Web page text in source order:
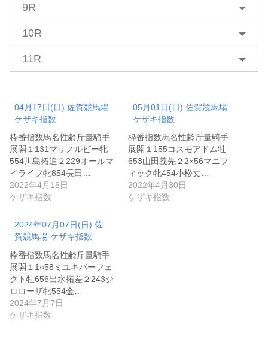
9R
10R
11R
04月17日(日) 佐賀競馬場
ケザキ指数
枠番指数馬名性齢斤量騎手
展開１131マサノルビー牝
554川島拓追２229オールマ
イライフ牝854長田…
2022年4月16日
ケザキ指数
05月01日(日) 佐賀競馬場
ケザキ指数
枠番指数馬名性齢斤量騎手
展開１155コスモアドム牡
653山田義先２2×56マニフ
ィック牝454小松丈…
2022年4月30日
ケザキ指数
2024年07月07日(日) 佐
賀競馬場 ケザキ指数
枠番指数馬名性齢斤量騎手
展開１1○58ミユキパーフェ
クト牡656出水拓差２243ジ
ロローザ牝554金…
2024年7月7日
ケザキ指数